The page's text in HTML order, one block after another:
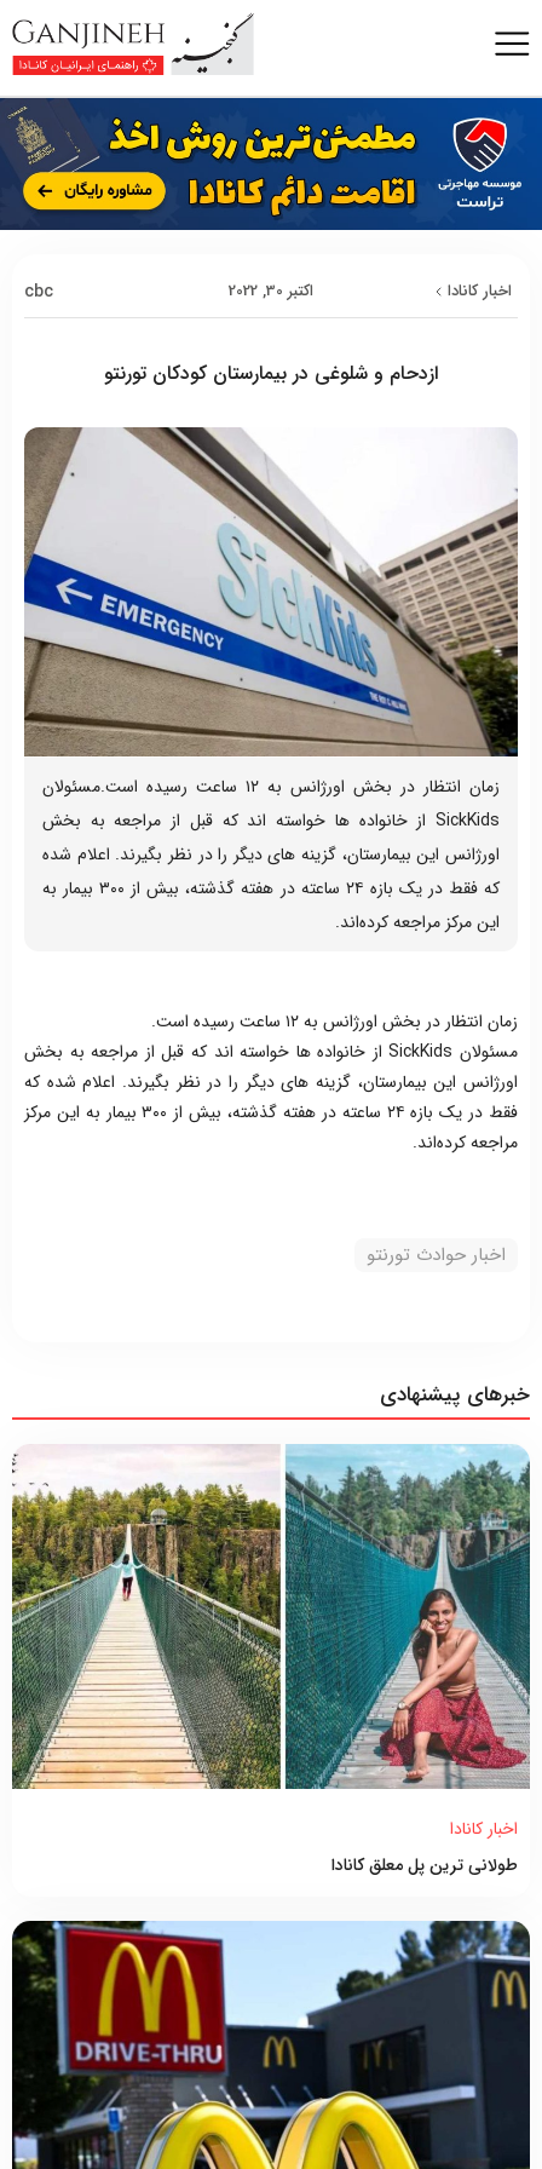
اخبار کانادا اکتبر 30, 2022 cbc
ازدحام و شلوغی در بیمارستان کودکان تورنتو
زمان انتظار در بخش اورژانس به ۱۲ ساعت رسیده است.مسئولان
SickKids از خانواده ها خواسته اند که قبل از مراجعه به بخش
اورژانس این بیمارستان، گزینه های دیگر را در نظر بگیرند. اعلام شده
که فقط در یک بازه ۲۴ ساعته در هفته گذشته، بیش از ۳۰۰ بیمار به
این مرکز مراجعه کرده‌اند. ‌
زمان انتظار در بخش اورژانس به ۱۲ ساعت رسیده است.
مسئولان SickKids از خانواده ها خواسته اند که قبل از مراجعه به بخش
اورژانس این بیمارستان، گزینه های دیگر را در نظر بگیرند. اعلام شده که
فقط در یک بازه ۲۴ ساعته در هفته گذشته، بیش از ۳۰۰ بیمار به این مرکز
مراجعه کرده‌اند.
اخبار حوادث تورنتو
خبرهای پیشنهادی
اخبار کانادا
طولانی ترین پل معلق کانادا